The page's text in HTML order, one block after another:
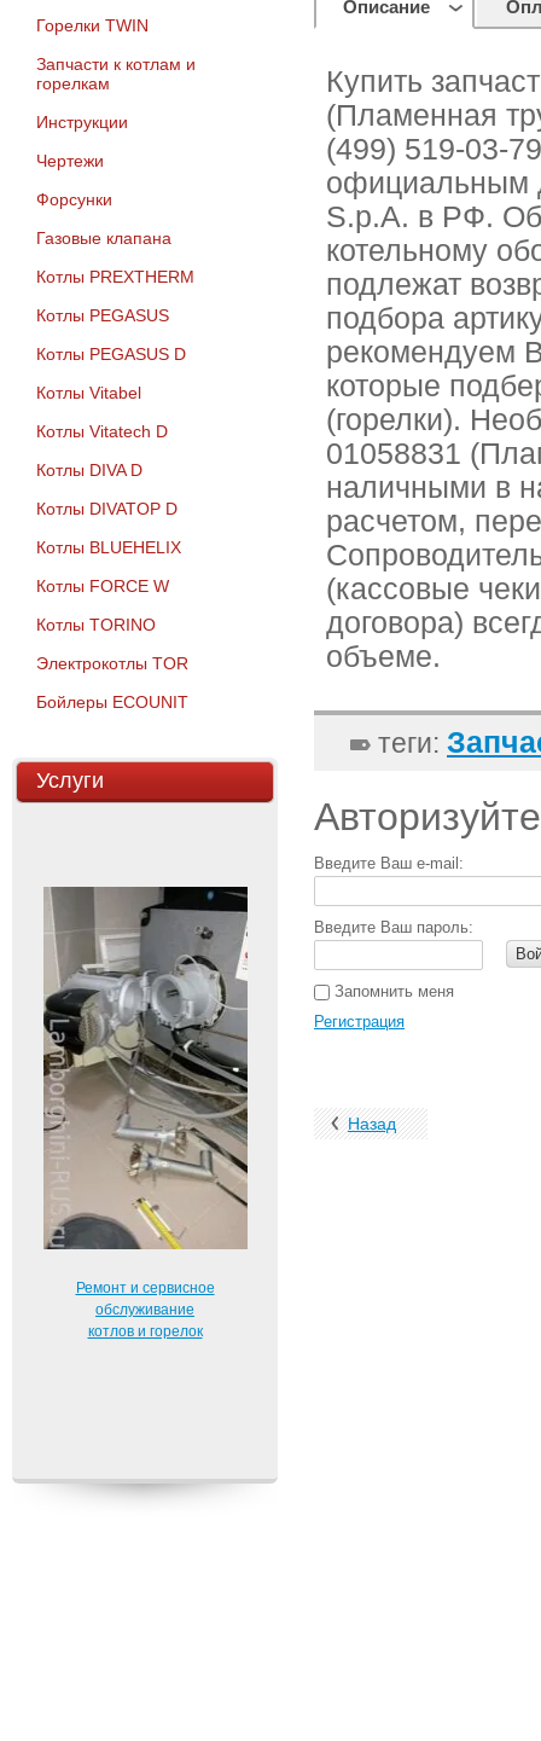
Горелки TWIN
Запчасти к котлам и
горелкам
Инструкции
Чертежи
Форсунки
Газовые клапана
Котлы PREXTHERM
Котлы PEGASUS
Котлы PEGASUS D
Котлы Vitabel
Котлы Vitatech D
Котлы DIVA D
Котлы DIVATOP D
Котлы BLUEHELIX
Котлы FORCE W
Котлы TORINO
Электрокотлы TOR
Бойлеры ECOUNIT
Услуги
Ремонт и сервисное
обслуживание
котлов и горелок
Описание
Купить
(Пламенная
(499) 519-03-
официальным
S.p.A. в РФ.
котельному
подлежат
подбора
рекомендуем
которые
(горелки).
01058831
наличными в
расчетом,
(кассовые
договора)
объеме.
теги:
Введите Ваш e-mail:
Введите Ваш пароль:
Запомнить меня
Регистрация
Назад